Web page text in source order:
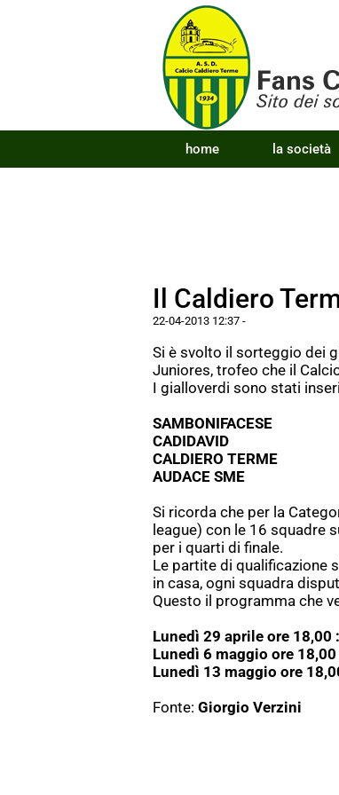
home la società
Il Caldiero
22-04-2013 12:37 -
Si è svolto il sorteggio dei
Juniores, trofeo che il
I gialloverdi sono stati
SAMBONIFACESE
CADIDAVID
CALDIERO TERME
AUDACE SME
Si ricorda che per la
league) con le 16 squadre
per i quarti di finale.
Le partite di qualificazione
in casa, ogni squadra
Questo il programma che
Lunedì 29 aprile ore 18,00
Lunedì 6 maggio ore 18,00
Lunedì 13 maggio ore
Fonte: Giorgio Verzini